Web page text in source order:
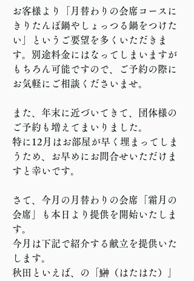
お客様より「月替わりの会席コースに
きりたんぽ鍋やしょっつる鍋をつけた
い」というご要望を多くいただきま
す。別途料金にはなってしまいますが
もちろん可能ですので、ご予約の際に
お気軽にご相談くださいませ。
また、年末に近づいてきて、団体様の
ご予約も増えてまいりました。
特に12月はお部屋が早く埋まってしま
うため、お早めにお問合せいただけま
すと幸いです。
さて、今月の月替わりの会席「霜月の
会席」も本日より提供を開始いたしま
す。
今月は下記で紹介する献立を提供いた
します。
秋田といえば、の「鰰（はたはた）」